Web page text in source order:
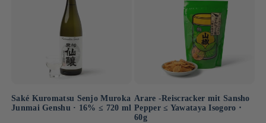
Saké Kuromatsu Senjo Muroka
Junmai Genshu · 16% ≤ 720 ml
Arare -Reiscracker mit Sansho
Pepper ≤ Yawataya Isogoro ⋅
60g